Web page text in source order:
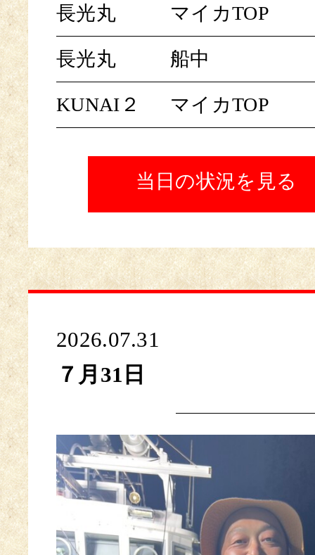
長光丸 マイカTOP
長光丸 船中
KUNAI２ マイカTOP
当日の状況を見る
2026.07.31
７月31日